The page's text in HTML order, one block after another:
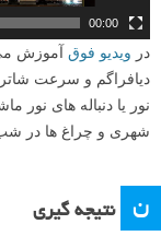
00:00
در ویدیو فوق آموزش
نور یا دنباله های نور
شهری و چراغ ها در
ن نتیجه گیری